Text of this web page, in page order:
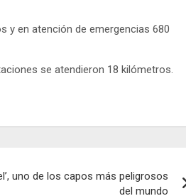
y en atención de emergencias 680
se atendieron 18 kilómetros.
uno de los capos más peligrosos
del mundo